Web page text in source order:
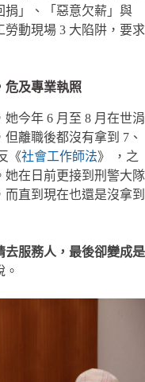
捐」、「惡意欠薪」與
勞動現場 3 大陷阱，要求
危及專業執照
今年 6 月至 8 月在世涓
離職後都沒有拿到 7、
《社會工作師法》 ，之
她在日前更接到刑警大隊
直到現在也還是沒拿到
去服務人，最後卻變成是
。